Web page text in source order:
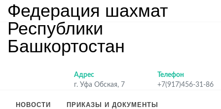
Федерация шахмат
Республики
Башкортостан
Адрес
г. Уфа Обская, 7
Телефон
+7(917)456-31-86
НОВОСТИ ПРИКАЗЫ И ДОКУМЕНТЫ